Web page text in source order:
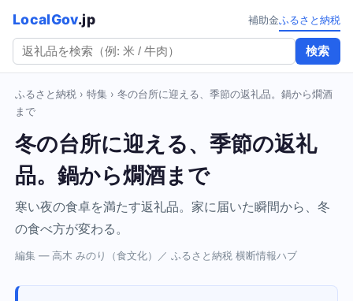
LocalGov.jp
検索
補助金ふるさと納税
ふるさと納税 ›特集 › 冬の台所に迎える、季節の返礼品。鍋から燗酒
まで
冬の台所に迎える、季節の返礼
品。鍋から燗酒まで
寒い夜の食卓を満たす返礼品。家に届いた瞬間から、冬
の食べ方が変わる。
編集 — 高木 みのり（食文化）／ ふるさと納税 横断情報ハブ